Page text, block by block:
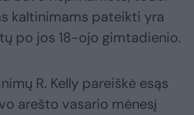
kaltinimams pateikti yra
po jos 18-ojo gimtadienio.
R. Kelly pareiškė esąs
arešto vasario mėnesį